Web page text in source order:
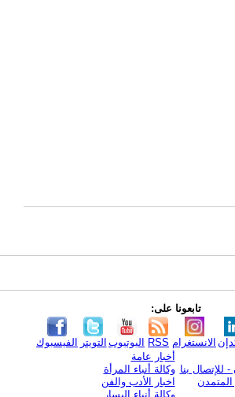
تابعونا على:
الفيسبوك التويتر اليوتيوب RSS الانستغرام
للإتصال بنا
أخبار عامة
وكالة أنباء المرأة
اخبار الأدب والفن
وكالة أنباء اليسار